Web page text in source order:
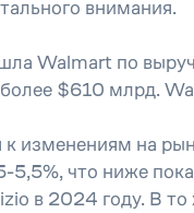
внимания.
Walmart по
$610 млрд.
изменениям на
что ниже
в 2024 году. В